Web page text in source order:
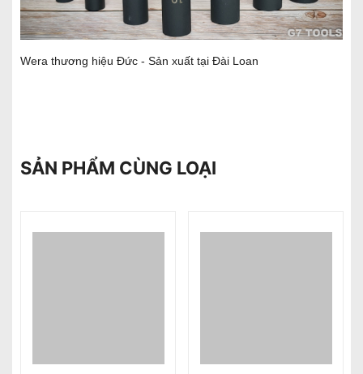
Wera thương hiệu Đức - Sản xuất tại Đài Loan
SẢN PHẨM CÙNG LOẠI